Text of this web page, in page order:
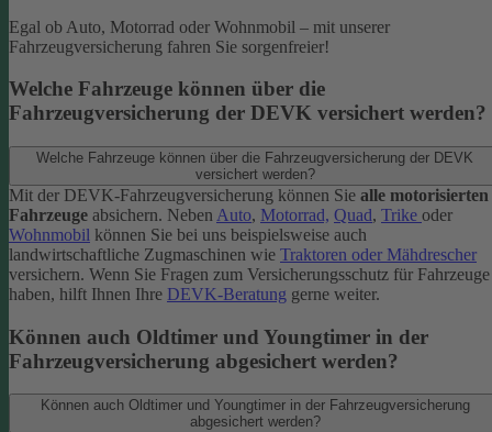
Egal ob Auto, Motorrad oder Wohnmobil – mit unserer
Fahrzeugversicherung fahren Sie sorgenfreier!
Welche Fahrzeuge können über die
Fahrzeugversicherung der DEVK versichert werden?
Welche Fahrzeuge können über die Fahrzeugversicherung der DEVK
versichert werden?
Mit der DEVK-Fahrzeugversicherung können Sie alle motorisierten
Fahrzeuge absichern. Neben Auto, Motorrad, Quad, Trike oder
Wohnmobil können Sie bei uns beispielsweise auch
landwirtschaftliche Zugmaschinen wie Traktoren oder Mähdrescher
versichern. Wenn Sie Fragen zum Versicherungsschutz für Fahrzeuge
haben, hilft Ihnen Ihre DEVK-Beratung gerne weiter.
Können auch Oldtimer und Youngtimer in der
Fahrzeugversicherung abgesichert werden?
Können auch Oldtimer und Youngtimer in der Fahrzeugversicherung
abgesichert werden?